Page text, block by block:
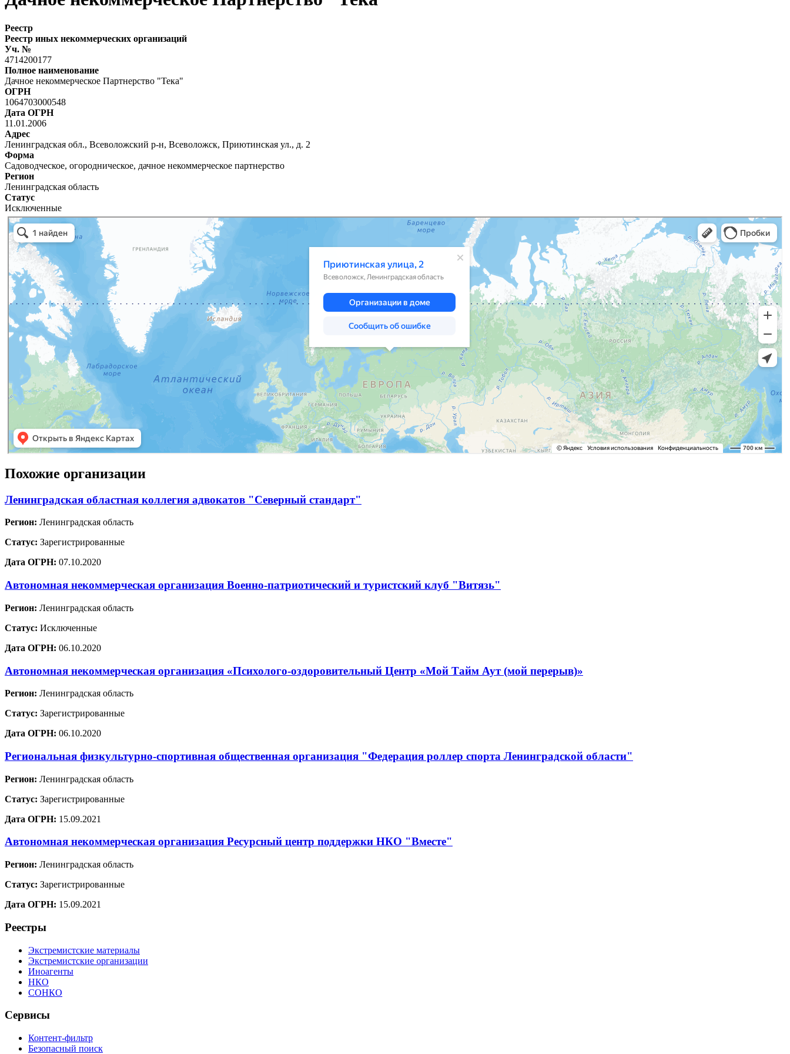
Реестр
Реестр иных некоммерческих организаций
Уч. №
4714200177
Полное наименование
Дачное некоммерческое Партнерство "Тека"
ОГРН
1064703000548
Дата ОГРН
11.01.2006
Адрес
Ленинградская обл., Всеволожский р-н, Всеволожск, Приютинская ул., д. 2
Форма
Садоводческое, огородническое, дачное некоммерческое партнерство
Регион
Ленинградская область
Статус
Исключенные
Похожие организации
Ленинградская областная коллегия адвокатов "Северный стандарт"
Регион: Ленинградская область
Статус: Зарегистрированные
Дата ОГРН: 07.10.2020
Автономная некоммерческая организация Военно-патриотический и туристский клуб "Витязь"
Регион: Ленинградская область
Статус: Исключенные
Дата ОГРН: 06.10.2020
Автономная некоммерческая организация «Психолого-оздоровительный Центр «Мой Тайм Аут (мой перерыв)»
Регион: Ленинградская область
Статус: Зарегистрированные
Дата ОГРН: 06.10.2020
Региональная физкультурно-спортивная общественная организация "Федерация роллер спорта Ленинградской области"
Регион: Ленинградская область
Статус: Зарегистрированные
Дата ОГРН: 15.09.2021
Автономная некоммерческая организация Ресурсный центр поддержки НКО "Вместе"
Регион: Ленинградская область
Статус: Зарегистрированные
Дата ОГРН: 15.09.2021
Реестры
Экстремистские материалы
Экстремистские организации
Иноагенты
НКО
СОНКО
Сервисы
Контент-фильтр
Безопасный поиск